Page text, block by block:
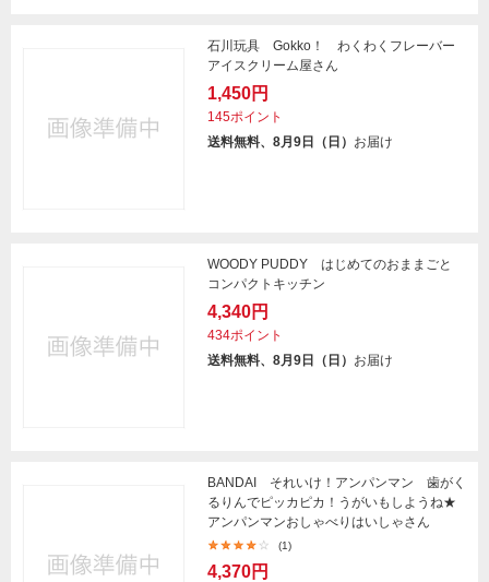
石川玩具 Gokko！ わくわくフレーバー
アイスクリーム屋さん
1,450円
145ポイント
送料無料、8月9日（日） お届け
WOODY PUDDY はじめてのおままごと
コンパクトキッチン
4,340円
434ポイント
送料無料、8月9日（日） お届け
BANDAI それいけ！アンパンマン 歯がく
るりんでピッカピカ！うがいもしようね★
アンパンマンおしゃべりはいしゃさん
(1)
4,370円